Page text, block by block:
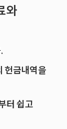
와
금내역을
터 쉽고